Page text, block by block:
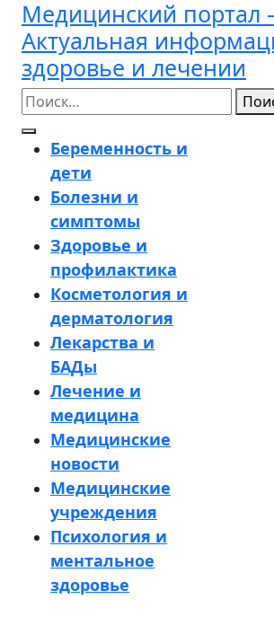
Перейти
содержимому
Медицинский портал
Актуальная
здоровье и лечении
Кнопка
Открыть
Беременность и
дети
Болезни и
симптомы
Здоровье и
профилактика
Косметология и
дерматология
Лекарства и
БАДы
Лечение и
медицина
Медицинские
новости
Медицинские
учреждения
Психология и
ментальное
здоровье